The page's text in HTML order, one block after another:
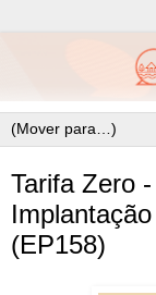
Tarifa Zero
(EP158)